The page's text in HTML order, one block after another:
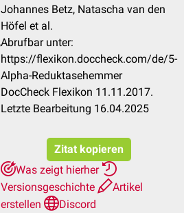
Johannes Betz, Natascha van den
Höfel et al.
Abrufbar unter:
https://flexikon.doccheck.com/de/5-
Alpha-Reduktasehemmer
DocCheck Flexikon 11.11.2017.
Letzte Bearbeitung 16.04.2025
Zitat kopieren
Was zeigt hierher
Versionsgeschichte
Artikel
erstellen
Discord